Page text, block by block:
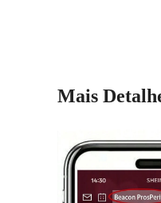
Mais